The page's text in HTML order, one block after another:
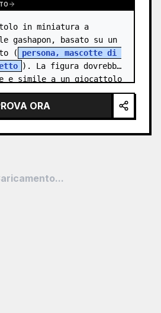
in miniatura a
gashapon, basato su un
(
persona, mascotte di
). La figura dovrebbe
e simile a un giocattolo
dimens…
ORA